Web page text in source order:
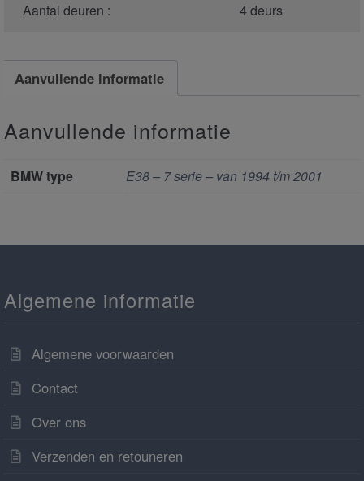
Aantal deuren : 4 deurs
Aanvullende informatie
Aanvullende informatie
BMW type E38 – 7 serie – van 1994 t/m 2001
Algemene informatie
Algemene voorwaarden
Contact
Over ons
Verzenden en retouneren